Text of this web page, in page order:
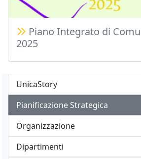
Piano Integrato di
2025
UnicaStory
Pianificazione Strategica
Organizzazione
Dipartimenti